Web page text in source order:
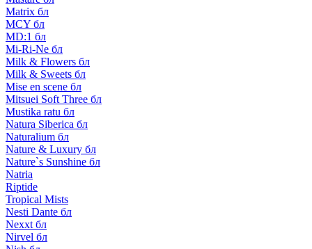
Matrix бл
MCY бл
MD:1 бл
Mi-Ri-Ne бл
Milk & Flowers бл
Milk & Sweets бл
Mise en scene бл
Mitsuei Soft Three бл
Mustika ratu бл
Natura Siberica бл
Naturalium бл
Nature & Luxury бл
Nature`s Sunshine бл
Natria
Riptide
Tropical Mists
Nesti Dante бл
Nexxt бл
Nirvel бл